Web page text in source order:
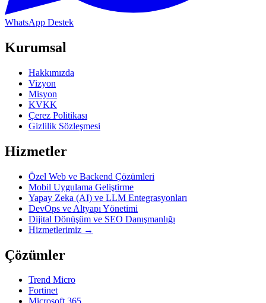
WhatsApp Destek
Kurumsal
Hakkımızda
Vizyon
Misyon
KVKK
Çerez Politikası
Gizlilik Sözleşmesi
Hizmetler
Özel Web ve Backend Çözümleri
Mobil Uygulama Geliştirme
Yapay Zeka (AI) ve LLM Entegrasyonları
DevOps ve Altyapı Yönetimi
Dijital Dönüşüm ve SEO Danışmanlığı
Hizmetlerimiz →
Çözümler
Trend Micro
Fortinet